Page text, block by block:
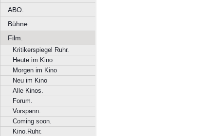
ABO.
Bühne.
Film.
Kritikerspiegel Ruhr.
Heute im Kino
Morgen im Kino
Neu im Kino
Alle Kinos.
Forum.
Vorspann.
Coming soon.
Kino.Ruhr.